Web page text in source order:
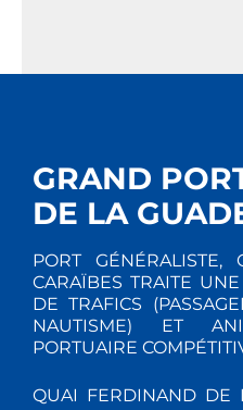
GRAND
DE LA
PORT GÉNÉRALISTE,
CARAÏBES TRAITE
DE TRAFICS
NAUTISME) ET
PORTUAIRE
QUAI FERDINAND DE